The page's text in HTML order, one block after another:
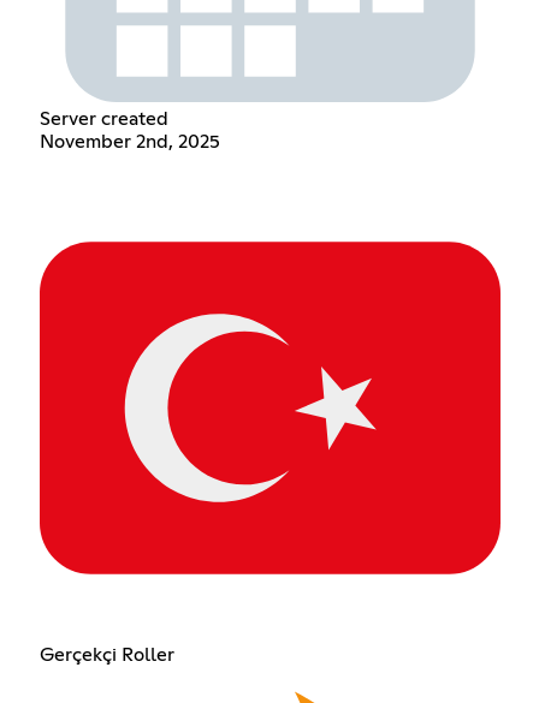
Server created
November 2nd, 2025
Gerçekçi Roller